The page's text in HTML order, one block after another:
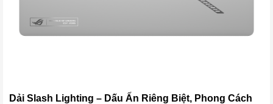
Dải Slash Lighting – Dấu Ấn Riêng Biệt, Phong Cách